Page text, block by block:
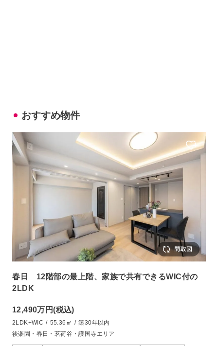
おすすめ物件
春日 12階部の最上階、家族で共有できるWIC付の
2LDK
12,490万円(税込)
2LDK+WIC / 55.36㎡ / 築30年以内
後楽園・春日・茗荷谷・護国寺エリア